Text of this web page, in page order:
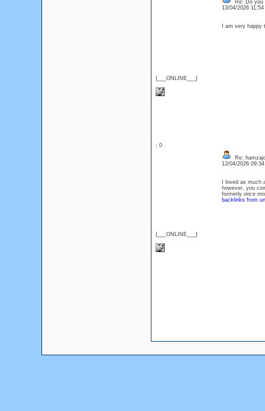
{___ONLINE___}
Re: Do you
13/04/2026
I am very
: 0
{___ONLINE___}
Re:
12/04/2026
I loved as much
however, you
formerly once
backlinks from